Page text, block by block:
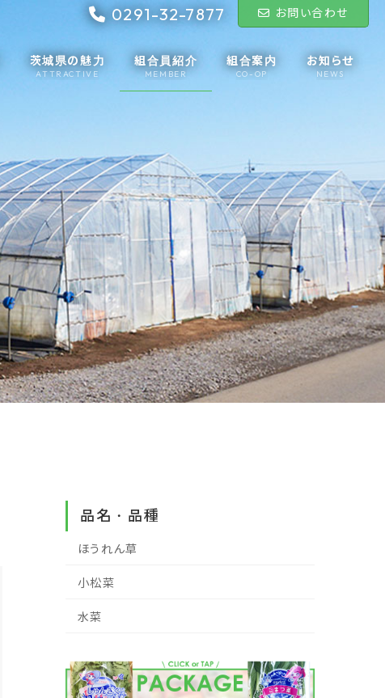
0291-32-7877 お問い合わせ
茨城県の魅力
ATTRACTIVE
組合員紹介
MEMBER
組合案内
CO-OP
お知らせ
NEWS
品名・品種
ほうれん草
小松菜
水菜